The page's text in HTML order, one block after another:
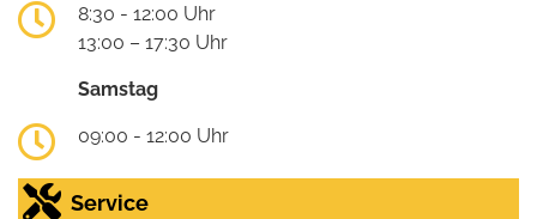
8:30 - 12:00 Uhr
13:00 – 17:30 Uhr
Samstag
09:00 - 12:00 Uhr
Service